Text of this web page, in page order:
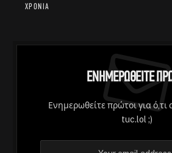
χρόνια
Ενημερωθείτε
Ενημερωθείτε πρώτοι για ό,τι
tuc.lol ;)